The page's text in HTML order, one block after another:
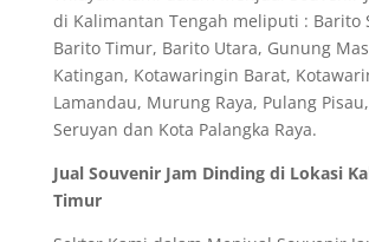
di Kalimantan Tengah meliputi : Barito
Barito Timur, Barito Utara, Gunung
Katingan, Kotawaringin Barat,
Lamandau, Murung Raya, Pulang
Seruyan dan Kota Palangka Raya.
Jual Souvenir Jam Dinding di Lokasi
Timur